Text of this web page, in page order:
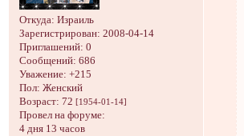
Откуда: Израиль
Зарегистрирован: 2008-04-14
Приглашений: 0
Сообщений: 686
Уважение: +215
Пол: Женский
Возраст: 72 [1954-01-14]
Провел на форуме:
4 дня 13 часов